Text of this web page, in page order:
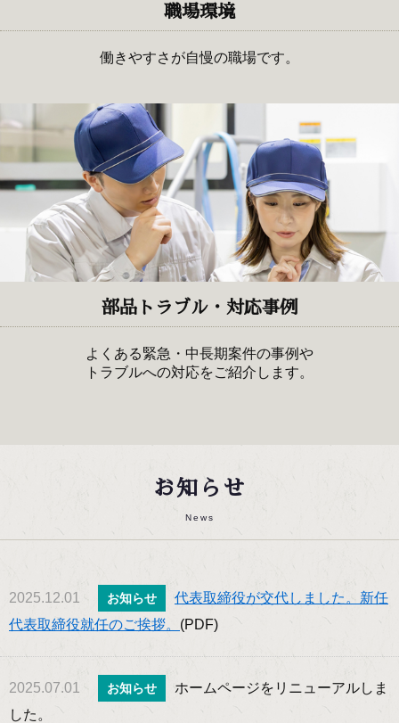
職場環境
働きやすさが自慢の職場です。
部品トラブル・対応事例
よくある緊急・中長期案件の事例や
トラブルへの対応をご紹介します。
お知らせ
News
2025.12.01 お知らせ
代表取締役が交代しました。新任
代表取締役就任のご挨拶。 (PDF)
2025.07.01 お知らせ
ホームページをリニューアルしま
した。